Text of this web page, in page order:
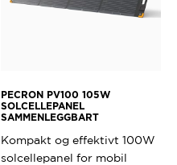
PECRON PV100 105W
SOLCELLEPANEL
SAMMENLEGGBART
Kompakt og effektivt 100W
solcellepanel for mobil